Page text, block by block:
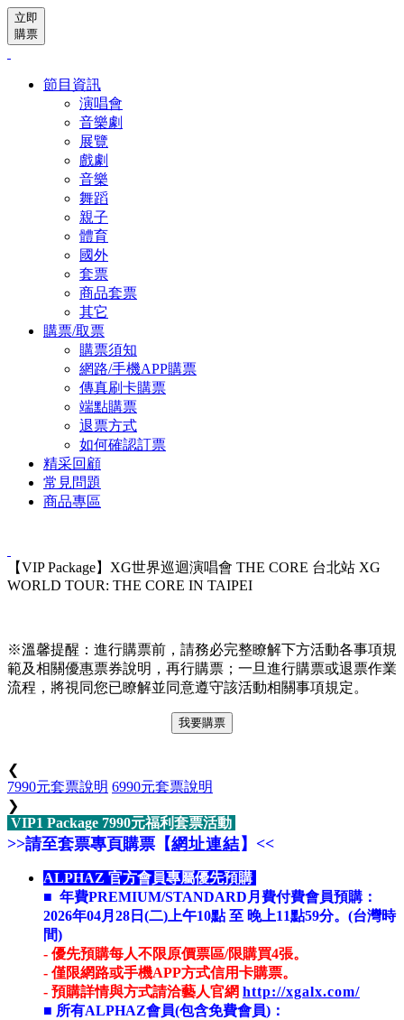
立即
購票
節目資訊
演唱會
音樂劇
展覽
戲劇
音樂
舞蹈
親子
體育
國外
套票
商品套票
其它
購票/取票
購票須知
網路/手機APP購票
傳真刷卡購票
端點購票
退票方式
如何確認訂票
精采回顧
常見問題
商品專區
【VIP Package】XG世界巡迴演唱會 THE CORE 台北站 XG
WORLD TOUR: THE CORE IN TAIPEI
※溫馨提醒：進行購票前，請務必完整瞭解下方活動各事項規
範及相關優惠票券說明，再行購票；一旦進行購票或退票作業
流程，將視同您已瞭解並同意遵守該活動相關事項規定。
我要購票
❮
7990元套票說明 6990元套票說明
❯
VIP1 Package 7990元福利套票活動
>>請至套票專頁購票【網址連結 】<<
ALPHAZ 官方會員專屬優先預購
■ 年費PREMIUM/STANDARD月費付費會員預購：
2026年04月28日(二)上午10點 至 晚上11點59分。(台灣時
間)
- 優先預購每人不限原價票區/限購買4張。
- 僅限網路或手機APP方式信用卡購票。
- 預購詳情與方式請洽藝人官網 http://xgalx.com/
■ 所有ALPHAZ會員(包含免費會員)：